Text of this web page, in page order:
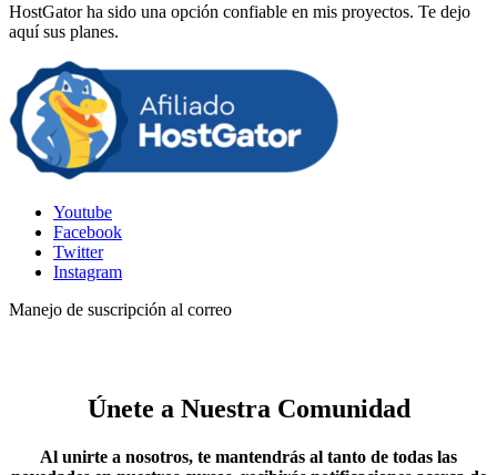
HostGator ha sido una opción confiable en mis proyectos. Te dejo
aquí sus planes.
Youtube
Facebook
Twitter
Instagram
Manejo de suscripción al correo
Únete a Nuestra Comunidad
Al unirte a nosotros, te mantendrás al tanto de todas las